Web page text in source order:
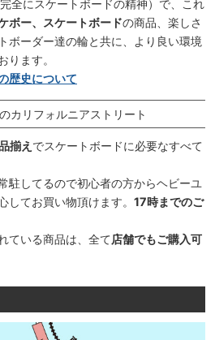
全にスケートボードの精神）で、これ
ボー、スケートボードの商品、楽しさ
ボーダー達の輪と共に、より良い環境
ります。
歴史について
カリフォルニアストリート
揃え でスケートボードに必要なすべて
駐してるので初心者の方からヘビーユ
してお買い物頂けます。 17時までのご
ている商品は、全て店舗でもご購入可